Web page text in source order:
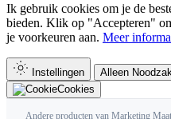
Ik gebruik cookies om je de
bieden. Klik op "Accepteren"
je voorkeuren aan. Meer
Instellingen Alleen
Cookies
Andere producten van Marketing